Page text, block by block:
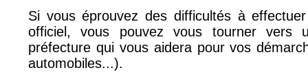
Si vous éprouvez des difficultés à
officiel, vous pouvez vous tourner vers
préfecture qui vous aidera pour vos
automobiles...).